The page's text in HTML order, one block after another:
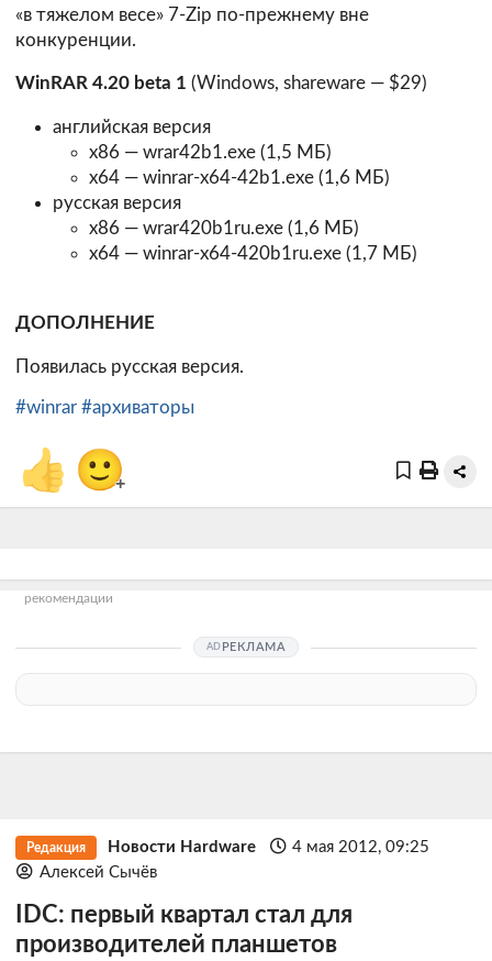
«в тяжелом весе» 7-Zip по-прежнему вне
конкуренции.
WinRAR 4.20 beta 1 (Windows, shareware — $29)
английская версия
x86 —wrar42b1.exe (1,5 МБ)
x64 —winrar-x64-42b1.exe (1,6 МБ)
русская версия
x86 —wrar420b1ru.exe (1,6 МБ)
x64 —winrar-x64-420b1ru.exe (1,7 МБ)
ДОПОЛНЕНИЕ
Появилась русская версия.
#winrar #архиваторы
👍 🙂+
рекомендации
РЕКЛАМА
Редакция Новости Hardware
4 мая 2012, 09:25
Алексей Сычёв
IDC: первый квартал стал для
производителей планшетов